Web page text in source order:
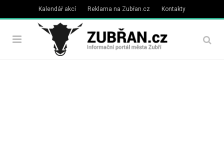
Kalendář akcí Reklama na Zubřan.cz Kontakty